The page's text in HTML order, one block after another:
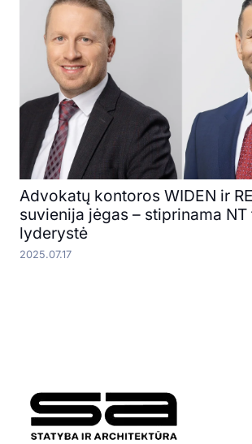
Advokatų kontoros WIDEN ir
suvienija jėgas – stiprinama NT
lyderystė
2025.07.17